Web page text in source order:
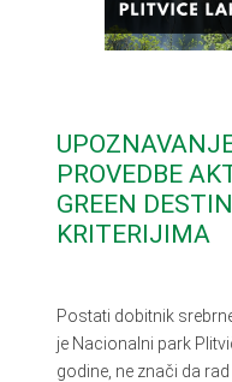
PROVEDBE
GREEN
KRITERIJIMA
Postati dobitnik
je Nacionalni park
godine, ne znači da